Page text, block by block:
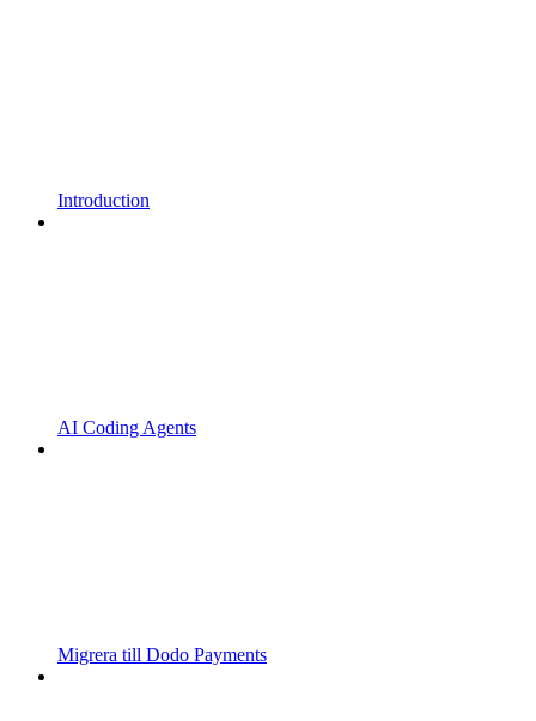
Introduction
AI Coding Agents
Migrera till Dodo Payments